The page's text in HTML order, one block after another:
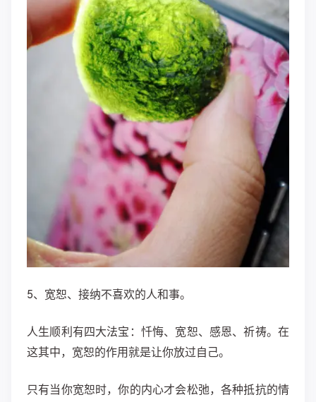
5、宽恕、接纳不喜欢的人和事。
人生顺利有四大法宝： 忏悔、宽恕、感恩、祈祷。在
这其中，宽恕的作用就是让你放过自己。
只有当你宽恕时，你的内心才会松弛，各种抵抗的情